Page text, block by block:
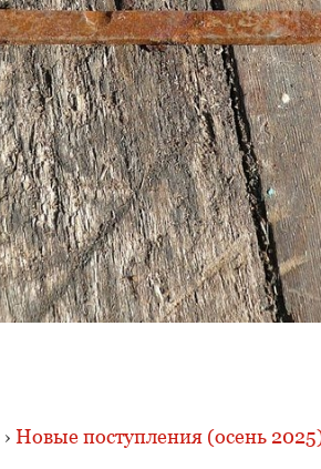
› Новые поступления (осень